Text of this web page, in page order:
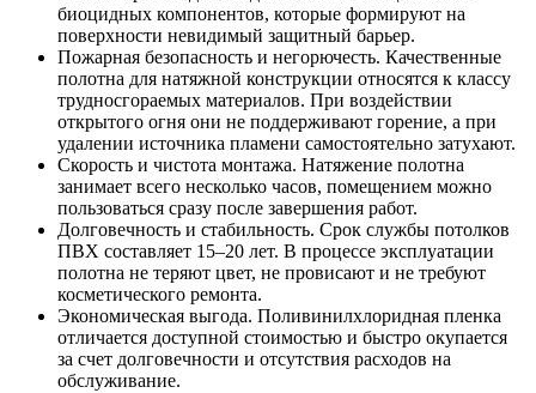
биоцидных компонентов, которые формируют на
поверхности невидимый защитный барьер.
Пожарная безопасность и негорючесть. Качественные
полотна для натяжной конструкции относятся к классу
трудносгораемых материалов. При воздействии
открытого огня они не поддерживают горение, а при
удалении источника пламени самостоятельно затухают.
Скорость и чистота монтажа. Натяжение полотна
занимает всего несколько часов, помещением можно
пользоваться сразу после завершения работ.
Долговечность и стабильность. Срок службы потолков
ПВХ составляет 15–20 лет. В процессе эксплуатации
полотна не теряют цвет, не провисают и не требуют
косметического ремонта.
Экономическая выгода. Поливинилхлоридная пленка
отличается доступной стоимостью и быстро окупается
за счет долговечности и отсутствия расходов на
обслуживание.